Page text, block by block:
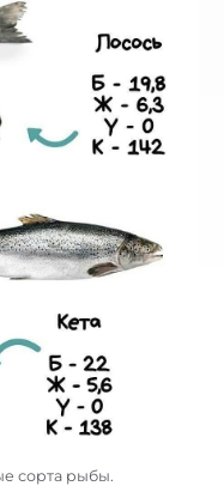
сорта рыбы.